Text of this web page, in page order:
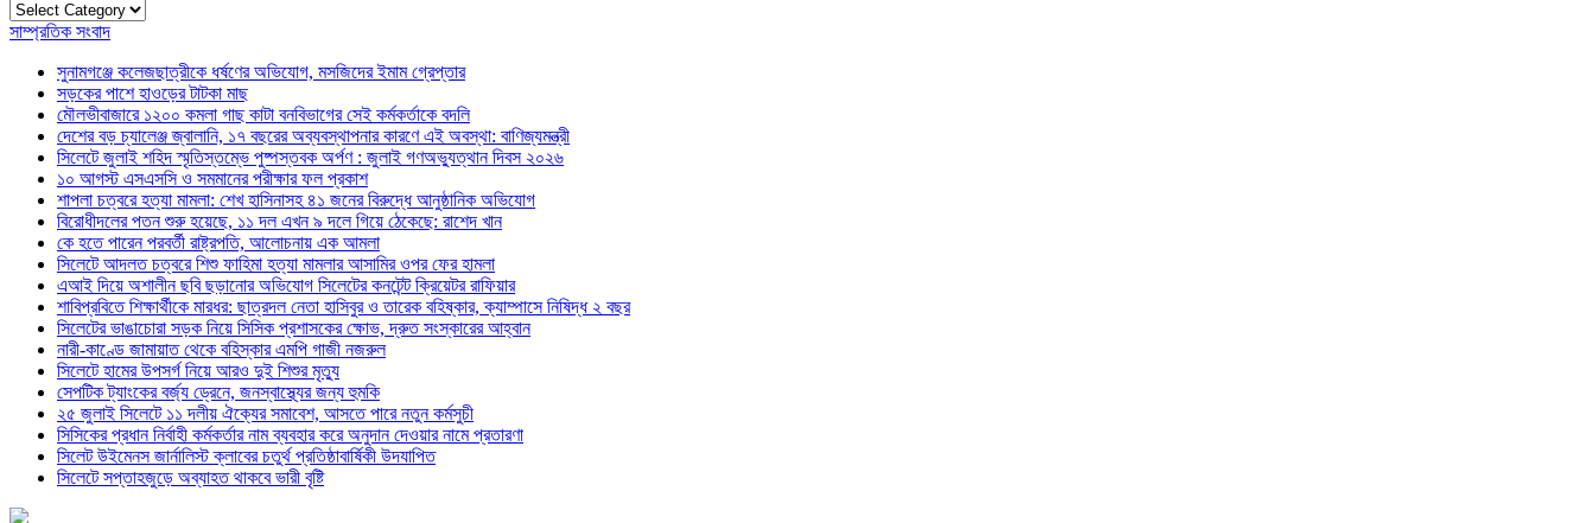
Categories
সাম্প্রতিক সংবাদ
সুনামগঞ্জে কলেজছাত্রীকে ধর্ষণের অভিযোগ, মসজিদের ইমাম গ্রেপ্তার
সড়কের পাশে হাওড়ের টাটকা মাছ
মৌলভীবাজারে ১২০০ কমলা গাছ কাটা বনবিভাগের সেই কর্মকর্তাকে বদলি
দেশের বড় চ্যালেঞ্জ জ্বালানি, ১৭ বছরের অব্যবস্থাপনার কারণে এই অবস্থা: বাণিজ্যমন্ত্রী
সিলেটে জুলাই শহিদ স্মৃতিস্তম্ভে পুষ্পস্তবক অর্পণ : জুলাই গণঅভ্যুত্থান দিবস ২০২৬
১০ আগস্ট এসএসসি ও সমমানের পরীক্ষার ফল প্রকাশ
শাপলা চত্বরে হত্যা মামলা: শেখ হাসিনাসহ ৪১ জনের বিরুদ্ধে আনুষ্ঠানিক অভিযোগ
বিরোধীদলের পতন শুরু হয়েছে, ১১ দল এখন ৯ দলে গিয়ে ঠেকেছে: রাশেদ খান
কে হতে পারেন পরবর্তী রাষ্ট্রপতি, আলোচনায় এক আমলা
সিলেটে আদলত চত্বরে শিশু ফাহিমা হত্যা মামলার আসামির ওপর ফের হামলা
এআই দিয়ে অশালীন ছবি ছড়ানোর অভিযোগ সিলেটের কনটেন্ট ক্রিয়েটর রাফিয়ার
শাবিপ্রবিতে শিক্ষার্থীকে মারধর: ছাত্রদল নেতা হাসিবুর ও তারেক বহিষ্কার, ক্যাম্পাসে নিষিদ্ধ ২ বছর
সিলেটের ভাঙাচোরা সড়ক নিয়ে সিসিক প্রশাসকের ক্ষোভ, দ্রুত সংস্কারের আহ্বান
নারী-কাণ্ডে জামায়াত থেকে বহিস্কার এমপি গাজী নজরুল
সিলেটে হামের উপসর্গ নিয়ে আরও দুই শিশুর মৃত্যু
সেপটিক ট্যাংকের বর্জ্য ড্রেনে, জনস্বাস্থ্যের জন্য হুমকি
২৫ জুলাই সিলেটে ১১ দলীয় ঐক্যের সমাবেশ, আসতে পারে নতুন কর্মসুচী
সিসিকের প্রধান নির্বাহী কর্মকর্তার নাম ব্যবহার করে অনুদান দেওয়ার নামে প্রতারণা
সিলেট উইমেনস জার্নালিস্ট ক্লাবের চতুর্থ প্রতিষ্ঠাবার্ষিকী উদযাপিত
সিলেটে সপ্তাহজুড়ে অব্যাহত থাকবে ভারী বৃষ্টি